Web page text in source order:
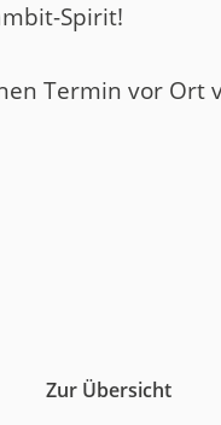
Spirit!
Termin vor Ort
Zur Übersicht